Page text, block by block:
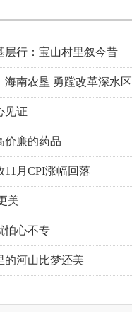
层行：宝山村里叙今昔
海南农垦 勇蹚改革深水区
见证
价廉的药品
月CPI涨幅回落
美
怕心不专
的河山比梦还美